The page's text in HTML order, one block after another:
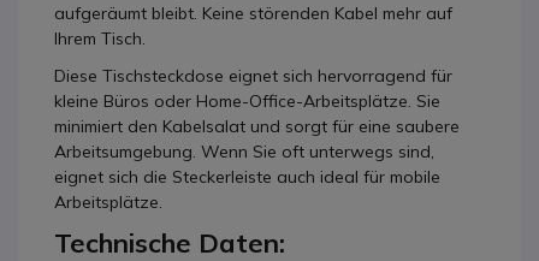
aufgeräumt bleibt. Keine störenden Kabel mehr auf
Ihrem Tisch.
Diese Tischsteckdose eignet sich hervorragend für
kleine Büros oder Home-Office-Arbeitsplätze. Sie
minimiert den Kabelsalat und sorgt für eine saubere
Arbeitsumgebung. Wenn Sie oft unterwegs sind,
eignet sich die Steckerleiste auch ideal für mobile
Arbeitsplätze.
Technische Daten: